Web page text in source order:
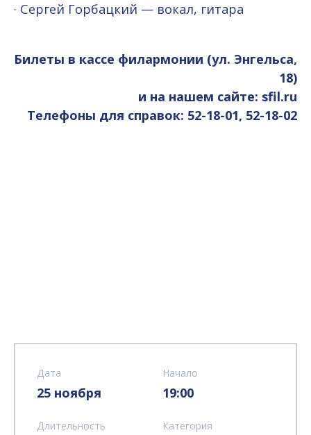
· Сергей Горбацкий — вокал, гитара
Билеты в кассе филармонии (ул. Энгельса,
18)
и на нашем сайте: sfil.ru
Телефоны для справок: 52-18-01, 52-18-02
Дата
25 ноября
Начало
19:00
Длительность Категория